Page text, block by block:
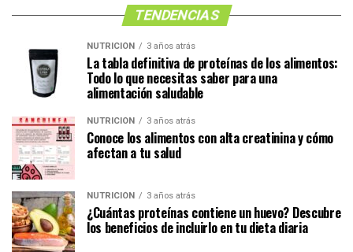
TENDENCIAS
NUTRICIÓN 3 años atrás
La tabla definitiva de proteínas de los alimentos:
Todo lo que necesitas saber para una
alimentación saludable
NUTRICIÓN 3 años atrás
Conoce los alimentos con alta creatinina y cómo
afectan a tu salud
NUTRICIÓN 3 años atrás
¿Cuántas proteínas contiene un huevo? Descubre
los beneficios de incluirlo en tu dieta diaria